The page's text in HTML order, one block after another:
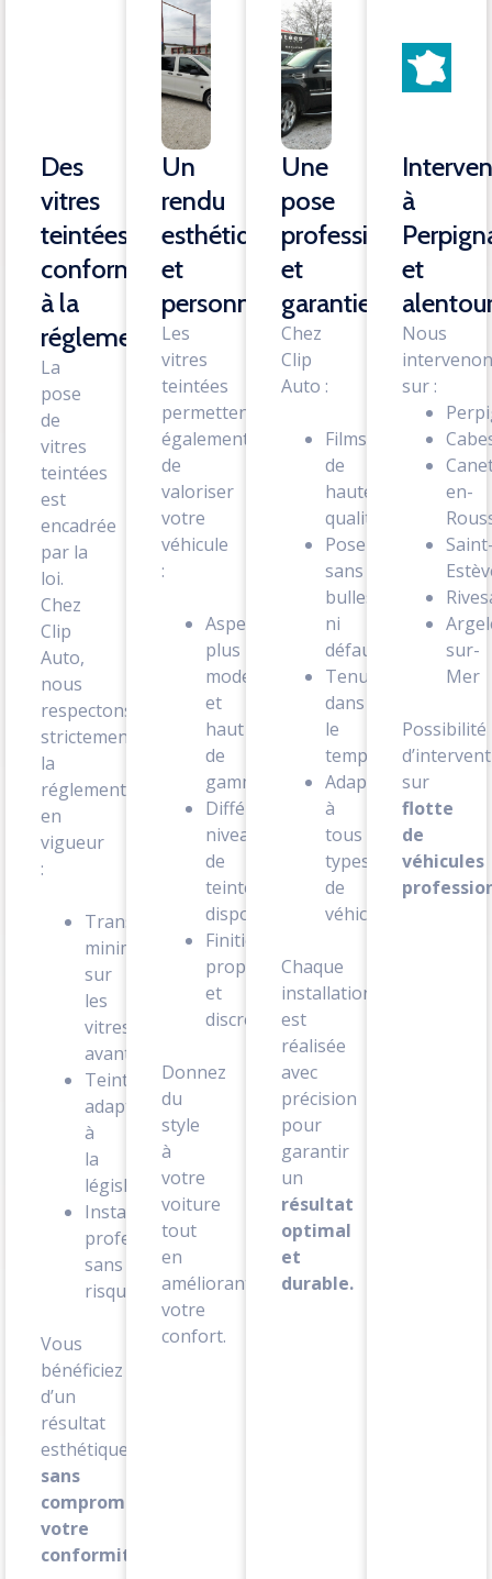
Des
vitres
teintées
conformes
à la
réglementation
La
pose
de
vitres
teintées
est
encadrée
par la
loi.
Chez
Clip
Auto,
nous
respectons
strictement
la
réglementation
en
vigueur
:
Transparence
minimale
sur
les
vitres
avant
Teintes
adaptées
à
la
législation
Installation
professionnelle
sans
risque
Vous
bénéficiez
d’un
résultat
esthétique
sans
compromettre
votre
conformité.
Un
rendu
esthétique
et
personnalisé
Les
vitres
teintées
permettent
également
de
valoriser
votre
véhicule
:
Aspect
plus
moderne
et
haut
de
gamme
Différents
niveaux
de
teinte
disponibles
Finition
propre
et
discrète
Donnez
du
style
à
votre
voiture
tout
en
améliorant
votre
confort.
Une
pose
professionnelle
et
garantie
Chez
Clip
Auto :
Films
de
haute
qualité
Pose
sans
bulles
ni
défauts
Tenue
dans
le
temps
Adaptation
à
tous
types
de
véhicules
Chaque
installation
est
réalisée
avec
précision
pour
garantir
un
résultat
optimal
et
durable.
à
et
Nous
sur :
en-
sur-
Mer
Possibilité
sur
flotte
de
véhicules